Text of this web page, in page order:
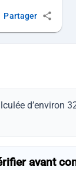
Partager
d’environ
avant